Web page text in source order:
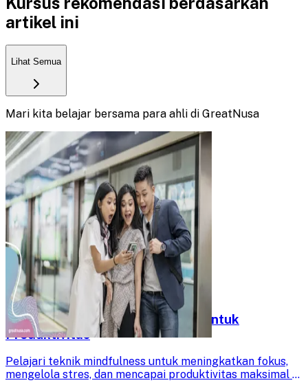
artikel ini
Lihat Semua
Mari kita belajar bersama para ahli di GreatNusa
Meningkatkan Semangat Kerja untuk
Produktivitas
Pelajari teknik mindfulness untuk meningkatkan fokus,
mengelola stres, dan mencapai produktivitas maksimal di